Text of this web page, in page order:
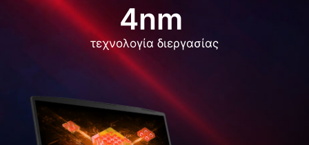
4nm
τεχνολογία διεργασίας